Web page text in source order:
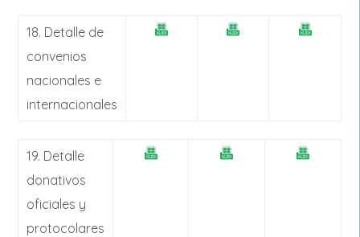
18. Detalle de
convenios
nacionales e
internacionales
19. Detalle
donativos
oficiales y
protocolares